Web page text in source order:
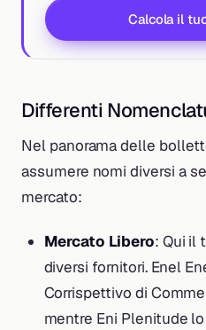
Calcola il
Differenti
Nel panorama delle
assumere nomi diversi a
mercato:
Mercato Libero: Qui il
diversi fornitori. Enel
Corrispettivo di
mentre Eni Plenitude